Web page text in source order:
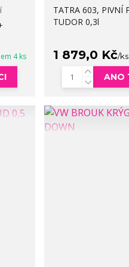
4 ks
TATRA 603, PIVNÍ
TUDOR 0,3l
1 879,0 Kč/ks
ANO